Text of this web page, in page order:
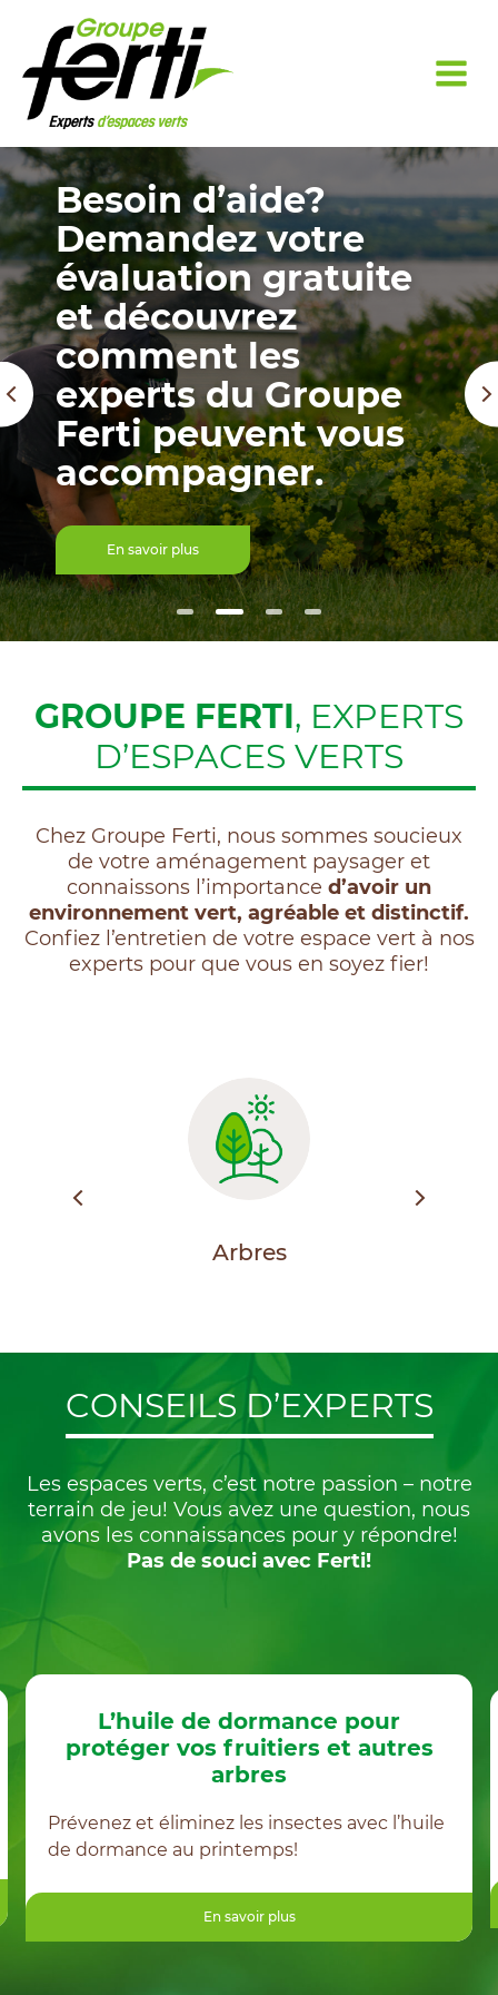
Besoin d’aide?
Demandez votre
évaluation gratuite
et découvrez
comment les
experts du Groupe
Ferti peuvent vous
accompagner.
En savoir plus
GROUPE FERTI, EXPERTS
D’ESPACES VERTS
Chez Groupe Ferti, nous sommes soucieux
de votre aménagement paysager et
connaissons l’importance d’avoir un
environnement vert, agréable et distinctif.
Confiez l’entretien de votre espace vert à nos
experts pour que vous en soyez fier!
Arbres
CONSEILS D’EXPERTS
Les espaces verts, c’est notre passion – notre
terrain de jeu! Vous avez une question, nous
avons les connaissances pour y répondre!
Pas de souci avec Ferti!
L’huile de dormance pour
protéger vos fruitiers et autres
arbres
Prévenez et éliminez les insectes avec l’huile
de dormance au printemps!
En savoir plus